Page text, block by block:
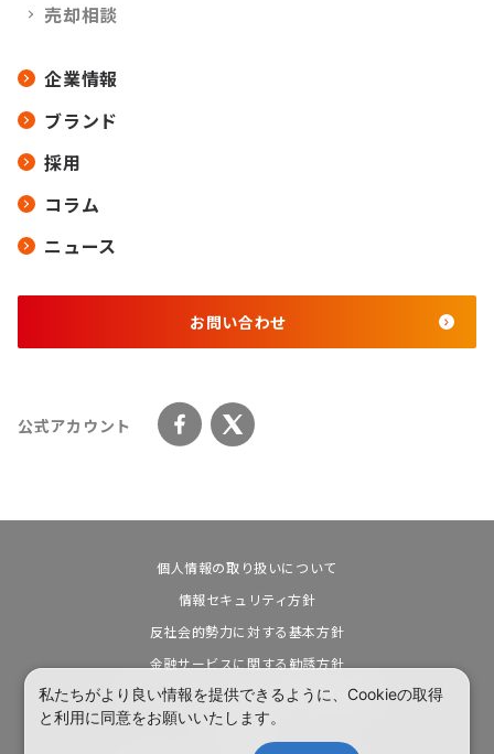
売却相談
企業情報
ブランド
採用
コラム
ニュース
お問い合わせ
公式アカウント
個人情報の取り扱いについて
情報セキュリティ方針
反社会的勢力に対する基本方針
金融サービスに関する勧誘方針
カスタマーハラスメントに対する基本方針
電子公告
私たちがより良い情報を提供できるように、Cookieの取得
と利用に同意をお願いいたします。